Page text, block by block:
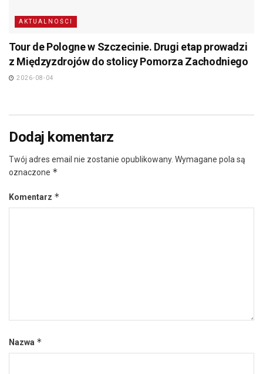
AKTUALNOŚCI
Tour de Pologne w Szczecinie. Drugi etap prowadzi
z Międzyzdrojów do stolicy Pomorza Zachodniego
2026-08-04
Dodaj komentarz
Twój adres email nie zostanie opublikowany. Wymagane pola są
oznaczone *
Komentarz *
Nazwa *